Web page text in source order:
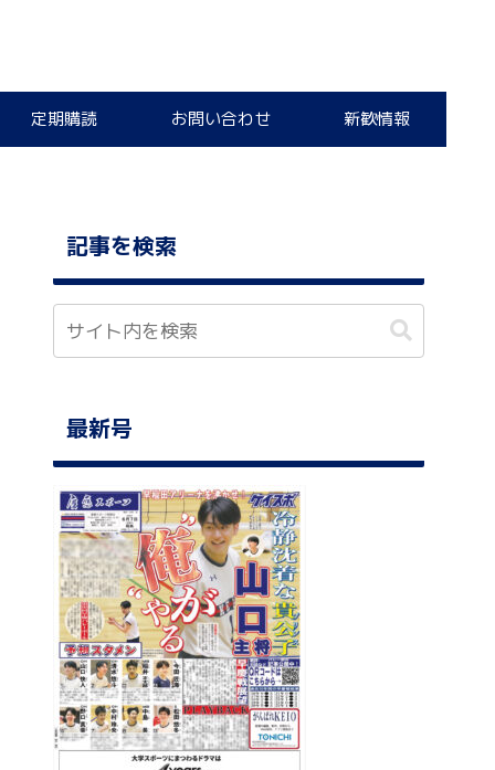
定期購読 お問い合わせ 新歓情報
記事を検索
最新号